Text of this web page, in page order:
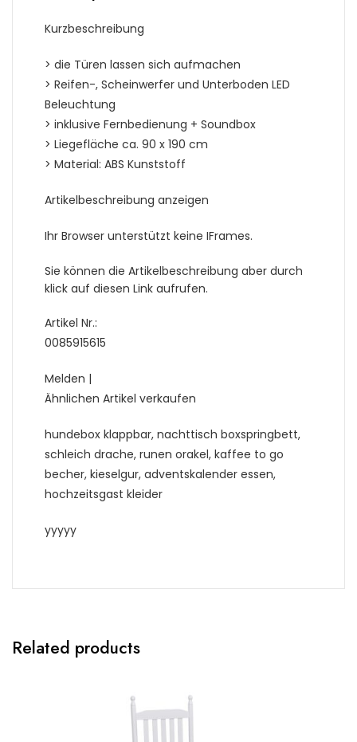
Kurzbeschreibung
> die Türen lassen sich aufmachen
> Reifen-, Scheinwerfer und Unterboden LED
Beleuchtung
> inklusive Fernbedienung + Soundbox
> Liegefläche ca. 90 x 190 cm
> Material: ABS Kunststoff
Artikelbeschreibung anzeigen
Ihr Browser unterstützt keine IFrames.
Sie können die Artikelbeschreibung aber durch
klick auf diesen Link aufrufen.
Artikel Nr.:
0085915615
Melden |
Ähnlichen Artikel verkaufen
hundebox klappbar, nachttisch boxspringbett,
schleich drache, runen orakel, kaffee to go
becher, kieselgur, adventskalender essen,
hochzeitsgast kleider
yyyyy
Related products